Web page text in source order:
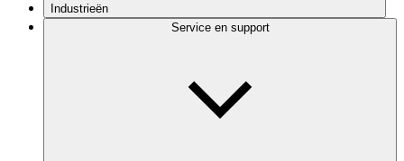
Industrieën
Service en support